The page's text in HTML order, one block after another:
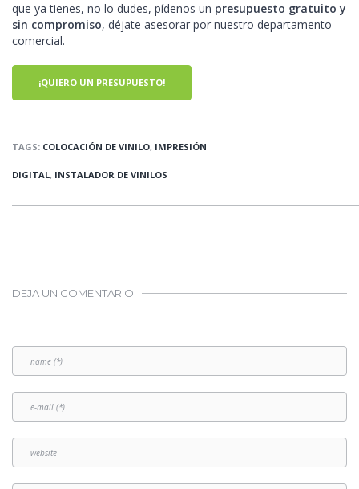
que ya tienes, no lo dudes, pídenos un presupuesto gratuito y
sin compromiso, déjate asesorar por nuestro departamento
comercial.
¡QUIERO UN PRESUPUESTO!
TAGS: COLOCACIÓN DE VINILO, IMPRESIÓN
DIGITAL, INSTALADOR DE VINILOS
DEJA UN COMENTARIO